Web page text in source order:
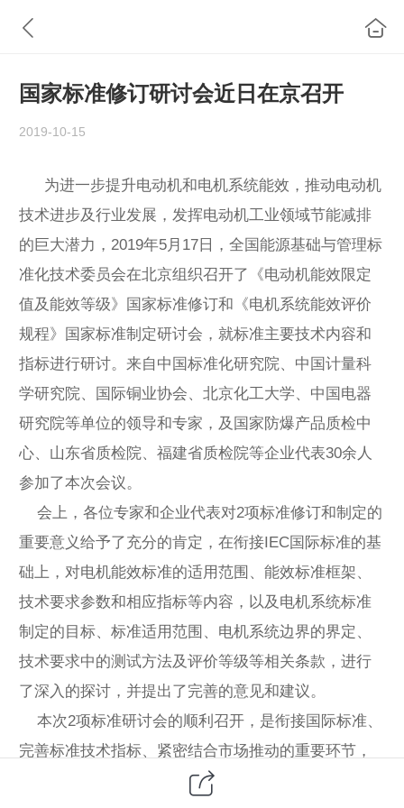
国家标准修订研讨会近日在京召开
2019-10-15
为进一步提升电动机和电机系统能效，推动电动机
技术进步及行业发展，发挥电动机工业领域节能减排
的巨大潜力，2019年5月17日，全国能源基础与管理标
准化技术委员会在北京组织召开了《电动机能效限定
值及能效等级》国家标准修订和《电机系统能效评价
规程》国家标准制定研讨会，就标准主要技术内容和
指标进行研讨。来自中国标准化研究院、中国计量科
学研究院、国际铜业协会、北京化工大学、中国电器
研究院等单位的领导和专家，及国家防爆产品质检中
心、山东省质检院、福建省质检院等企业代表30余人
参加了本次会议。
会上，各位专家和企业代表对2项标准修订和制定的
重要意义给予了充分的肯定，在衔接IEC国际标准的基
础上，对电机能效标准的适用范围、能效标准框架、
技术要求参数和相应指标等内容，以及电机系统标准
制定的目标、标准适用范围、电机系统边界的界定、
技术要求中的测试方法及评价等级等相关条款，进行
了深入的探讨，并提出了完善的意见和建议。
本次2项标准研讨会的顺利召开，是衔接国际标准、
完善标准技术指标、紧密结合市场推动的重要环节，
有效推动电机系统运行过程中能效的评价与节能改造